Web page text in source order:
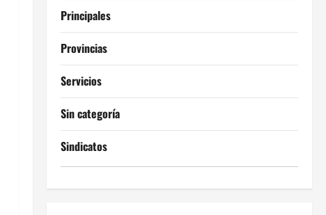
Principales
Provincias
Servicios
Sin categoría
Sindicatos